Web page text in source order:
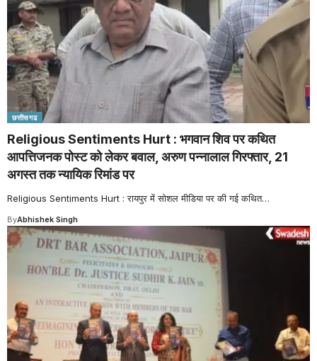
छत्तीसगढ
Religious Sentiments Hurt : भगवान शिव पर कथित
आपत्तिजनक पोस्ट को लेकर बवाल, अरुण पन्नालाल गिरफ्तार, 21
अगस्त तक न्यायिक रिमांड पर
Religious Sentiments Hurt : रायपुर में सोशल मीडिया पर की गई कथित…
ByAbhishek Singh